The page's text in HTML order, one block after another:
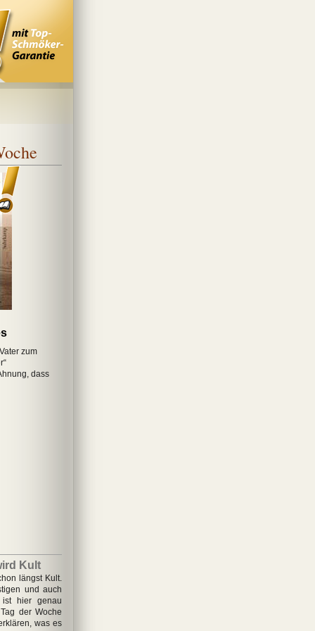
zum
dass
Kult
längst Kult.
und auch
hier genau
der Woche
was es